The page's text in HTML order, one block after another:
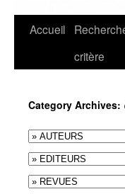
Accueil
critère
Category Archives: